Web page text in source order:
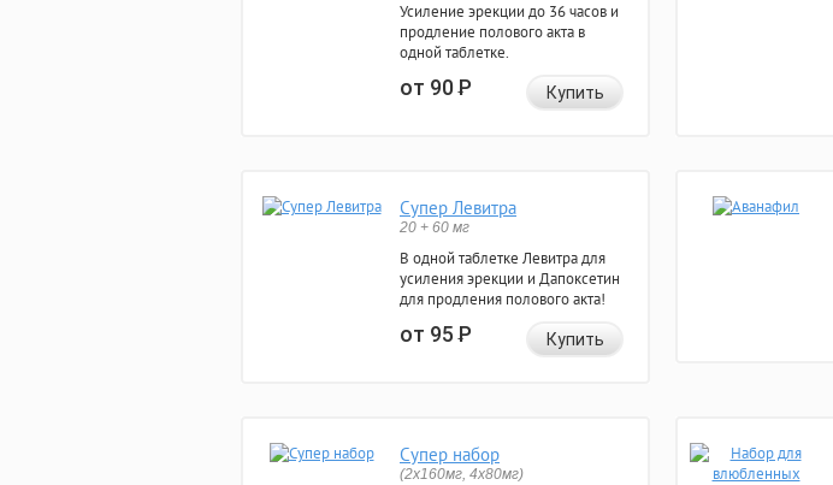
Усиление эрекции до 36 часов и
продление полового акта в
одной таблетке.
от 90Р Купить
Супер Левитра
20 + 60 мг
В одной таблетке Левитра для
усиления эрекции и Дапоксетин
для продления полового акта!
от 95Р Купить
Супер набор
(2х160мг, 4х80мг)